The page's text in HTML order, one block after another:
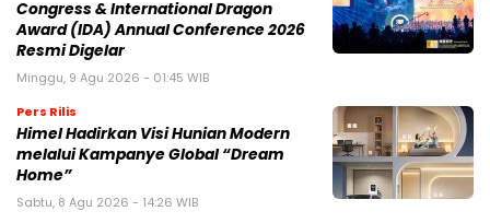
Congress & International Dragon
Award (IDA) Annual Conference 2026
Resmi Digelar
Minggu, 9 Agu 2026 - 01:45 WIB
Pers Rilis
Himel Hadirkan Visi Hunian Modern
melalui Kampanye Global “Dream
Home”
Sabtu, 8 Agu 2026 - 14:26 WIB